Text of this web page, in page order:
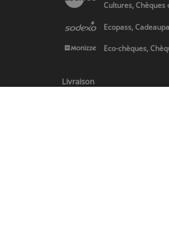
Cultures, Chèques
Ecopass,
Eco-chèques,
Livraison
* Livraison en Belgique/France/
Tous droits réservés © 2017 Les
Conformément au livre VI «